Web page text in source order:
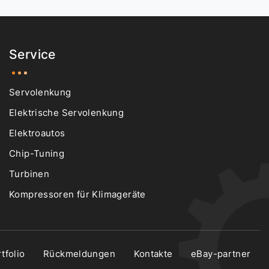
Service
Servolenkung
Elektrische Servolenkung
Elektroautos
Chip-Tuning
Turbinen
Kompressoren für Klimageräte
Rückmeldungen Kontakte eBay-partner